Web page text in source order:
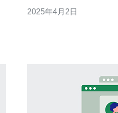
卖家还是买家，加入亚马
2025年4月2日